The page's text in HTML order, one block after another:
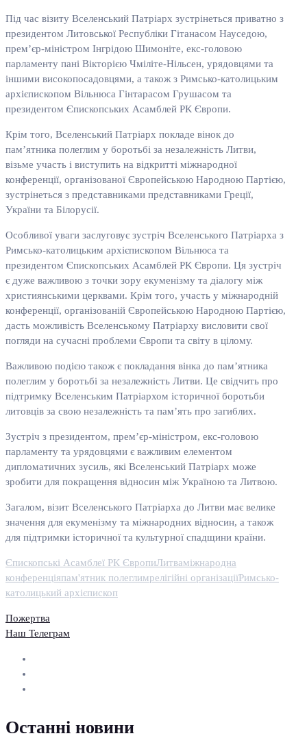
Під час візиту Вселенський Патріарх зустрінеться приватно з
президентом Литовської Республіки Гітанасом Науседою,
прем’єр-міністром Інгрідою Шимоніте, екс-головою
парламенту пані Вікторією Чміліте-Нільсен, урядовцями та
іншими високопосадовцями, а також з Римсько-католицьким
архієпископом Вільнюса Гінтарасом Грушасом та
президентом Єпископських Асамблей РК Європи.
Крім того, Вселенський Патріарх покладе вінок до
пам’ятника полеглим у боротьбі за незалежність Литви,
візьме участь і виступить на відкритті міжнародної
конференції, організованої Європейською Народною Партією,
зустрінеться з представниками представниками Греції,
України та Білорусії.
Особливої уваги заслуговує зустріч Вселенського Патріарха з
Римсько-католицьким архієпископом Вільнюса та
президентом Єпископських Асамблей РК Європи. Ця зустріч
є дуже важливою з точки зору екуменізму та діалогу між
християнськими церквами. Крім того, участь у міжнародній
конференції, організованій Європейською Народною Партією,
дасть можливість Вселенському Патріарху висловити свої
погляди на сучасні проблеми Європи та світу в цілому.
Важливою подією також є покладання вінка до пам’ятника
полеглим у боротьбі за незалежність Литви. Це свідчить про
підтримку Вселенським Патріархом історичної боротьби
литовців за свою незалежність та пам’ять про загиблих.
Зустріч з президентом, прем’єр-міністром, екс-головою
парламенту та урядовцями є важливим елементом
дипломатичних зусиль, які Вселенський Патріарх може
зробити для покращення відносин між Україною та Литвою.
Загалом, візит Вселенського Патріарха до Литви має велике
значення для екуменізму та міжнародних відносин, а також
для підтримки історичної та культурної спадщини країни.
Єпископські Асамблеї РК ЄвропиЛитваміжнародна
конференціяпам'ятник полеглимрелігійні організаціїРимсько-
католицький архієпископ
Пожертва
Наш Телеграм
Останні новини